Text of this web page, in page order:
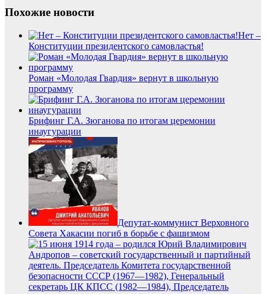
Похожие новости
Нет –
Конституции президентского самовластья!
Роман «Молодая Гвардия» вернут в школьную
программу
Брифинг Г.А. Зюганова по итогам церемонии
инаугурации
Депутат-коммунист Верховного
Совета Хакасии погиб в борьбе с фашизмом